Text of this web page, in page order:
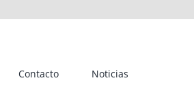
Contacto Noticias